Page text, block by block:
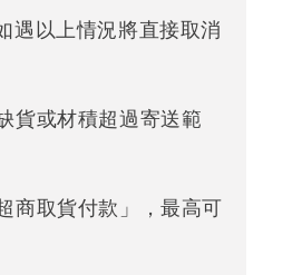
遇以上情況將直接取消
貨或材積超過寄送範
商取貨付款」，最高可